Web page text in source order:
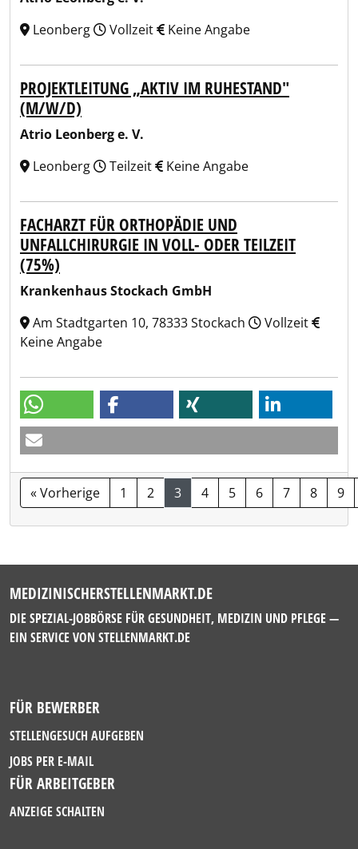
Leonberg
Vollzeit Keine Angabe
PROJEKTLEITUNG „AKTIV IM RUHESTAND"
(M/W/D)
Atrio Leonberg e. V.
Leonberg
Teilzeit Keine Angabe
FACHARZT FÜR ORTHOPÄDIE UND
UNFALLCHIRURGIE IN VOLL- ODER TEILZEIT
(75%)
Krankenhaus Stockach GmbH
Am Stadtgarten 10, 78333 Stockach
Vollzeit
Keine Angabe
« Vorherige 1 2 3 4 5 6 7 8 9
MEDIZINISCHERSTELLENMARKT.DE
DIE SPEZIAL-JOBBÖRSE FÜR GESUNDHEIT, MEDIZIN UND PFLEGE —
EIN SERVICE VON STELLENMARKT.DE
FÜR BEWERBER
STELLENGESUCH AUFGEBEN
JOBS PER E-MAIL
FÜR ARBEITGEBER
ANZEIGE SCHALTEN